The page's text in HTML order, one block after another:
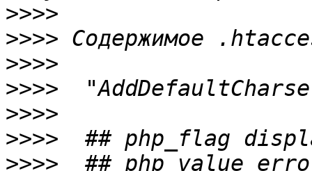
>>>>
>>>>
>>>>
>>>>
>>>>
>>>>
>>>>